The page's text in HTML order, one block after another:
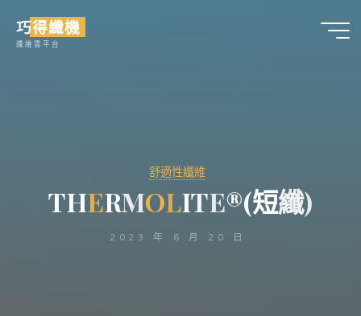
content
巧得纖機
纖維雲平台
舒適性纖維
THE
ERMO
OL
LITE®(短纖)
2023 年 6 月 20 日